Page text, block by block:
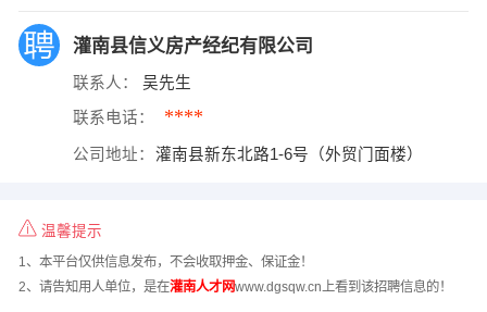
灌南县信义房产经纪有限公司
联系人： 吴先生
联系电话： ****
公司地址： 灌南县新东北路1-6号（外贸门面楼）
温馨提示
1、本平台仅供信息发布，不会收取押金、保证金！
2、请告知用人单位，是在灌南人才网www.dgsqw.cn上看到该招聘信息的！